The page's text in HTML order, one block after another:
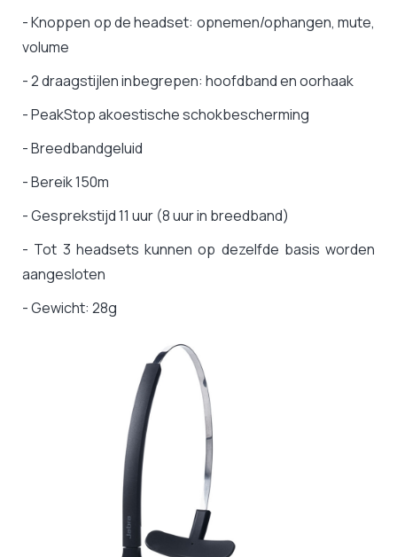
- Knoppen op de headset: opnemen/ophangen, mute,
volume
- 2 draagstijlen inbegrepen: hoofdband en oorhaak
- PeakStop akoestische schokbescherming
- Breedbandgeluid
- Bereik 150m
- Gesprekstijd 11 uur (8 uur in breedband)
- Tot 3 headsets kunnen op dezelfde basis worden
aangesloten
- Gewicht: 28g